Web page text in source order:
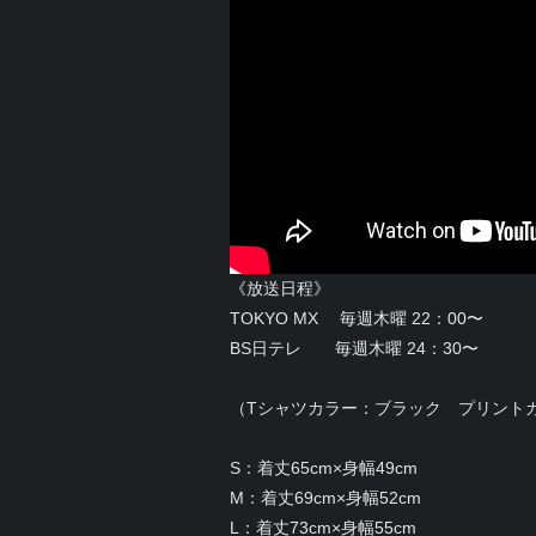
《放送日程》
TOKYO MX 毎週木曜 22：00〜
BS日テレ 毎週木曜 24：30〜
（Tシャツカラー：ブラック プリント
S：着丈65cm×身幅49cm
M：着丈69cm×身幅52cm
L：着丈73cm×身幅55cm